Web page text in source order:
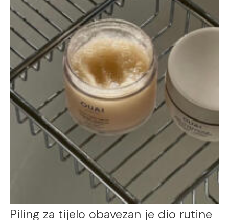
Piling za tijelo obavezan je dio rutine